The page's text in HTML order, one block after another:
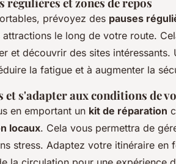
prévoyez des pauses
attractions le long de votre route.
et découvrir des sites
la fatigue et à augmenter la
et s'adapter aux conditions de
en emportant un kit de réparation
locaux. Cela vous permettra de
stress. Adaptez votre itinéraire en